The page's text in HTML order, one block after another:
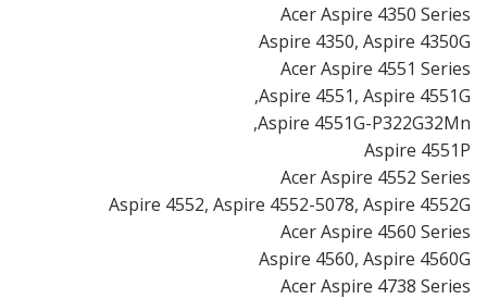
Acer Aspire 4350 Series
Aspire 4350, Aspire 4350G
Acer Aspire 4551 Series
Aspire 4551, Aspire 4551G,
Aspire 4551G-P322G32Mn,
Aspire 4551P
Acer Aspire 4552 Series
Aspire 4552, Aspire 4552-5078, Aspire 4552G
Acer Aspire 4560 Series
Aspire 4560, Aspire 4560G
Acer Aspire 4738 Series